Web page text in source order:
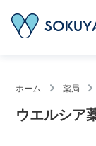
ホーム 薬局
ウエルシア